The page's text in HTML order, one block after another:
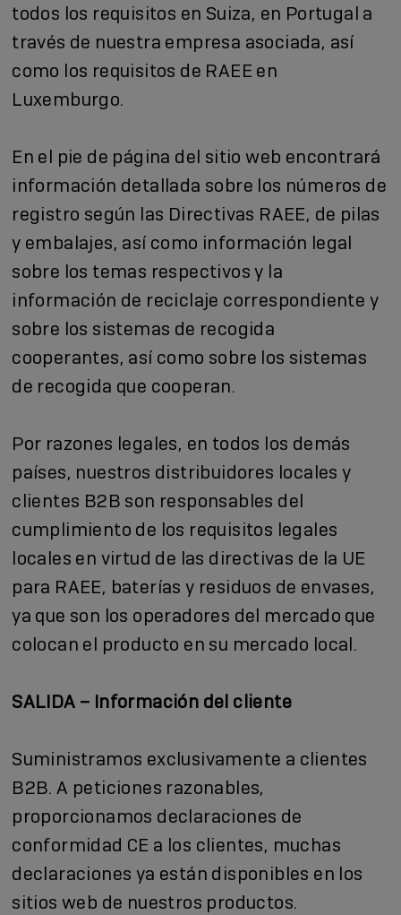
todos los requisitos en Suiza, en Portugal a
través de nuestra empresa asociada, así
como los requisitos de RAEE en
Luxemburgo.
En el pie de página del sitio web encontrará
información detallada sobre los números de
registro según las Directivas RAEE, de pilas
y embalajes, así como información legal
sobre los temas respectivos y la
información de reciclaje correspondiente y
sobre los sistemas de recogida
cooperantes, así como sobre los sistemas
de recogida que cooperan.
Por razones legales, en todos los demás
países, nuestros distribuidores locales y
clientes B2B son responsables del
cumplimiento de los requisitos legales
locales en virtud de las directivas de la UE
para RAEE, baterías y residuos de envases,
ya que son los operadores del mercado que
colocan el producto en su mercado local.
SALIDA – Información del cliente
Suministramos exclusivamente a clientes
B2B. A peticiones razonables,
proporcionamos declaraciones de
conformidad CE a los clientes, muchas
declaraciones ya están disponibles en los
sitios web de nuestros productos.